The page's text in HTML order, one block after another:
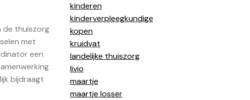
de thuiszorg
met
een
bijdraagt
kinderen
kinderverpleegkundige
kopen
kruidvat
landelijke thuiszorg
livio
maartje
maartje losser